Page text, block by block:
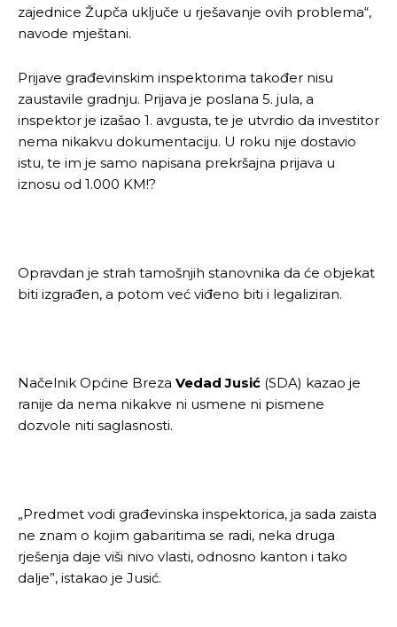
Pusti priču da živi!
Pusti priču da živi!
zajednice Župča uključe u rješavanje ovih problema“,
navode mještani.
Prijave građevinskim inspektorima također nisu
zaustavile gradnju. Prijava je poslana 5. jula, a
inspektor je izašao 1. avgusta, te je utvrdio da investitor
nema nikakvu dokumentaciju. U roku nije dostavio
istu, te im je samo napisana prekršajna prijava u
iznosu od 1.000 KM!?
Opravdan je strah tamošnjih stanovnika da će objekat
biti izgrađen, a potom već viđeno biti i legaliziran.
Načelnik Općine Breza Vedad Jusić (SDA) kazao je
ranije da nema nikakve ni usmene ni pismene
dozvole niti saglasnosti.
„Predmet vodi građevinska inspektorica, ja sada zaista
ne znam o kojim gabaritima se radi, neka druga
rješenja daje viši nivo vlasti, odnosno kanton i tako
dalje”, istakao je Jusić.